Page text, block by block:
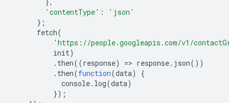
},
'contentType' :
'json'
};
fetch(
'https://people.googleapis.com/v1/
init)
. then((response) => response. json())
. then(function(data)
{
console. log(data)
});